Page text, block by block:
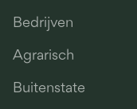
Bedrijven
Agrarisch
Buitenstate